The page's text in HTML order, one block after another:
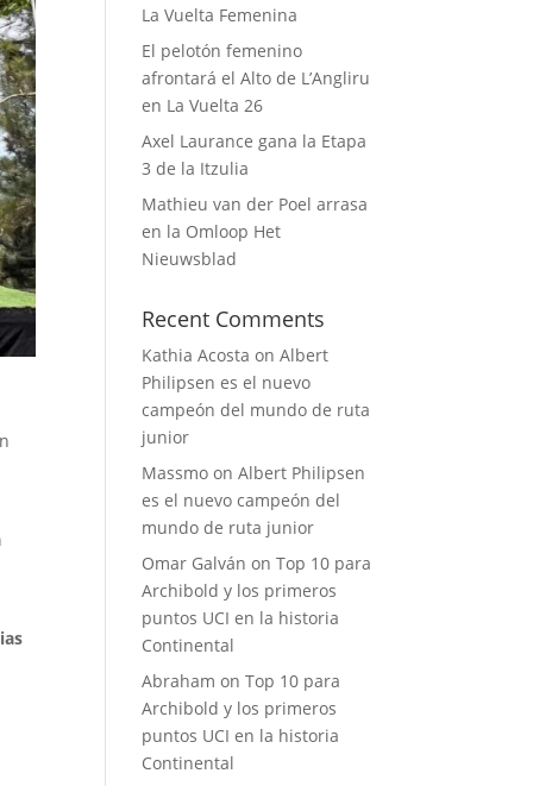
La Vuelta Femenina
El pelotón femenino
afrontará el Alto de L’Angliru
en La Vuelta 26
Axel Laurance gana la Etapa
3 de la Itzulia
Mathieu van der Poel arrasa
en la Omloop Het
Nieuwsblad
Recent Comments
Kathia Acosta onAlbert
Philipsen es el nuevo
campeón del mundo de ruta
junior
Massmo onAlbert Philipsen
es el nuevo campeón del
mundo de ruta junior
Omar Galván onTop 10 para
Archibold y los primeros
puntos UCI en la historia
Continental
Abraham onTop 10 para
Archibold y los primeros
puntos UCI en la historia
Continental